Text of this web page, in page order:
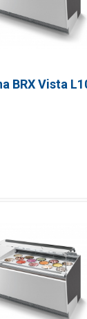
BRX Vista